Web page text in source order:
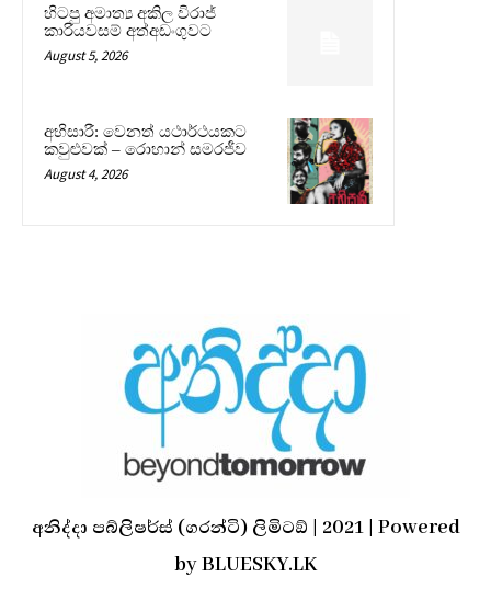
හිටපු අමාත්‍ය අකිල විරාජ්
කාරියවසම් අත්අඩංගුවට
August 5, 2026
අභිසාරී: වෙනත් යථාර්ථයකට
කවුළුවක් – රොහාන් සමරජීව
August 4, 2026
අනිද්දා පබ්ලිෂර්ස් (ගරන්ටි) ලිමිටඞ් | 2021 | Powered
by BLUESKY.LK